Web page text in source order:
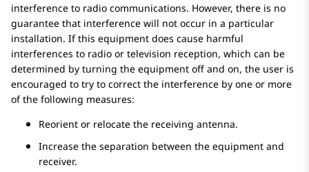
interference to radio communications. However, there is no
guarantee that interference will not occur in a particular
installation. If this equipment does cause harmful
interferences to radio or television reception, which can be
determined by turning the equipment off and on, the user is
encouraged to try to correct the interference by one or more
of the following measures:
Reorient or relocate the receiving antenna.
Increase the separation between the equipment and
receiver.